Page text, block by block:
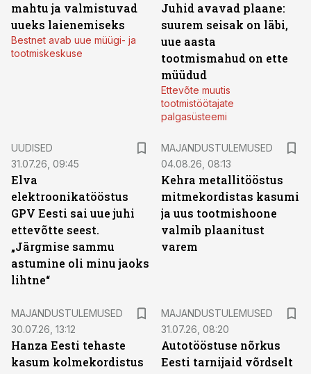
mahtu ja valmistuvad
uueks laienemiseks
Bestnet avab uue müügi- ja
tootmiskeskuse
Juhid avavad plaane:
suurem seisak on läbi,
uue aasta
tootmismahud on ette
müüdud
Ettevõte muutis
tootmistöötajate
palgasüsteemi
UUDISED
31.07.26, 09:45
Elva
elektroonikatööstus
GPV Eesti sai uue juhi
ettevõtte seest.
„Järgmise sammu
astumine oli minu jaoks
lihtne“
MAJANDUSTULEMUSED
04.08.26, 08:13
Kehra metallitööstus
mitmekordistas kasumi
ja uus tootmishoone
valmib plaanitust
varem
MAJANDUSTULEMUSED
30.07.26, 13:12
Hanza Eesti tehaste
kasum kolmekordistus
MAJANDUSTULEMUSED
31.07.26, 08:20
Autotööstuse nõrkus
Eesti tarnijaid võrdselt